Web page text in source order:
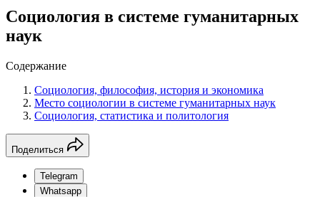
Социология в системе гуманитарных
наук
Содержание
Социология, философия, история и экономика
Место социологии в системе гуманитарных наук
Социология, статистика и политология
Поделиться
Telegram
Whatsapp